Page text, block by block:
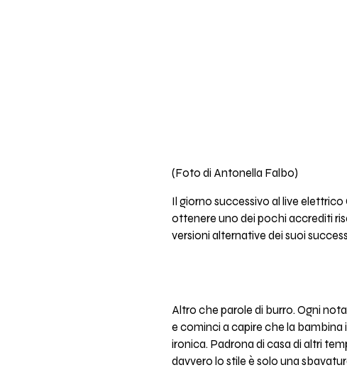
(Foto di Antonella Falbo)
Il giorno successivo al live
ottenere uno dei pochi accrediti
versioni alternative dei suoi
Altro che parole di burro. Ogni
e cominci a capire che la
ironica. Padrona di casa di altri
davvero lo stile è solo una